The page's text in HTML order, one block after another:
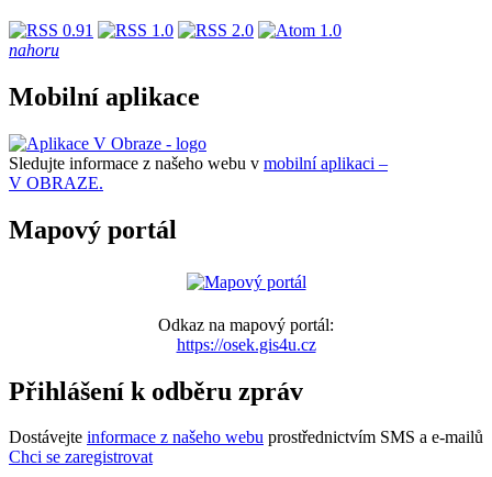
nahoru
Mobilní aplikace
Sledujte informace z našeho webu v mobilní aplikaci –
V OBRAZE.
Mapový portál
Odkaz na mapový portál:
https://osek.gis4u.cz
Přihlášení k odběru zpráv
Dostávejte informace z našeho webu prostřednictvím SMS a e-mailů
Chci se zaregistrovat